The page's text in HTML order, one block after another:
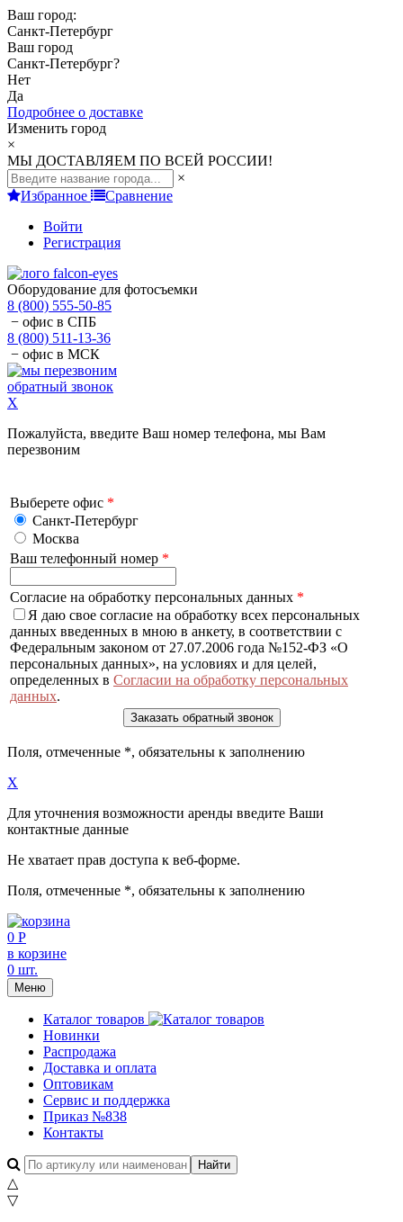
Ваш город:
Санкт-Петербург
Ваш город
Санкт-Петербург?
Нет
Да
Подробнее о доставке
Изменить город
×
МЫ ДОСТАВЛЯЕМ ПО ВСЕЙ РОССИИ!
×
Избранное
Сравнение
Войти
Регистрация
Оборудование для фотосъемки
8 (800) 555-50-85
− офис в СПБ
8 (800) 511-13-36
− офис в МСК
обратный звонок
X
Пожалуйста, введите Ваш номер телефона, мы Вам
перезвоним
Выберете офис *
Санкт-Петербург
Москва
Ваш телефонный номер *
Согласие на обработку персональных данных *
Я даю свое согласие на обработку всех персональных
данных введенных в мною в анкету, в соответствии с
Федеральным законом от 27.07.2006 года №152-ФЗ «О
персональных данных», на условиях и для целей,
определенных в Согласии на обработку персональных
данных.
Поля, отмеченные *, обязательны к заполнению
X
Для уточнения возможности аренды введите Ваши
контактные данные
Не хватает прав доступа к веб-форме.
Поля, отмеченные *, обязательны к заполнению
0 Р
в корзине
0 шт.
Меню
Каталог товаров
Новинки
Распродажа
Доставка и оплата
Оптовикам
Сервис и поддержка
Приказ №838
Контакты
△
▽